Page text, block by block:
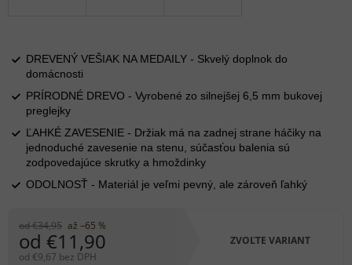
od €34,95 až –65 %
od €11,90
od €9,67 bez DPH
ZVOĽTE VARIANT
DREVENÝ VEŠIAK NA MEDAILY - Skvelý doplnok do
domácnosti
PRÍRODNÉ DREVO - Vyrobené zo silnejšej 6,5 mm bukovej
preglejky
ĽAHKÉ ZAVESENIE - Držiak má na zadnej strane háčiky na
jednoduché zavesenie na stenu, súčasťou balenia sú
zodpovedajúce skrutky a hmoždinky
ODOLNOSŤ - Materiál je veľmi pevný, ale zároveň ľahký